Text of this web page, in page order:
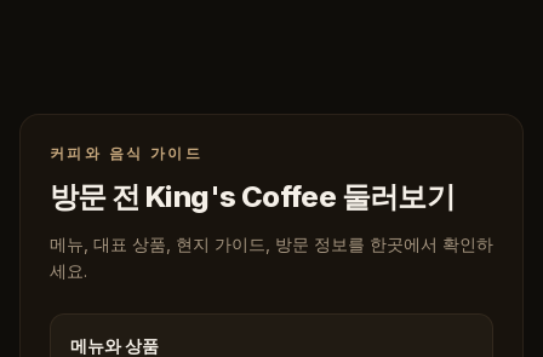
커피와 음식 가이드
방문 전 King's Coffee 둘러보기
메뉴, 대표 상품, 현지 가이드, 방문 정보를 한곳에서 확인하
세요.
메뉴와 상품